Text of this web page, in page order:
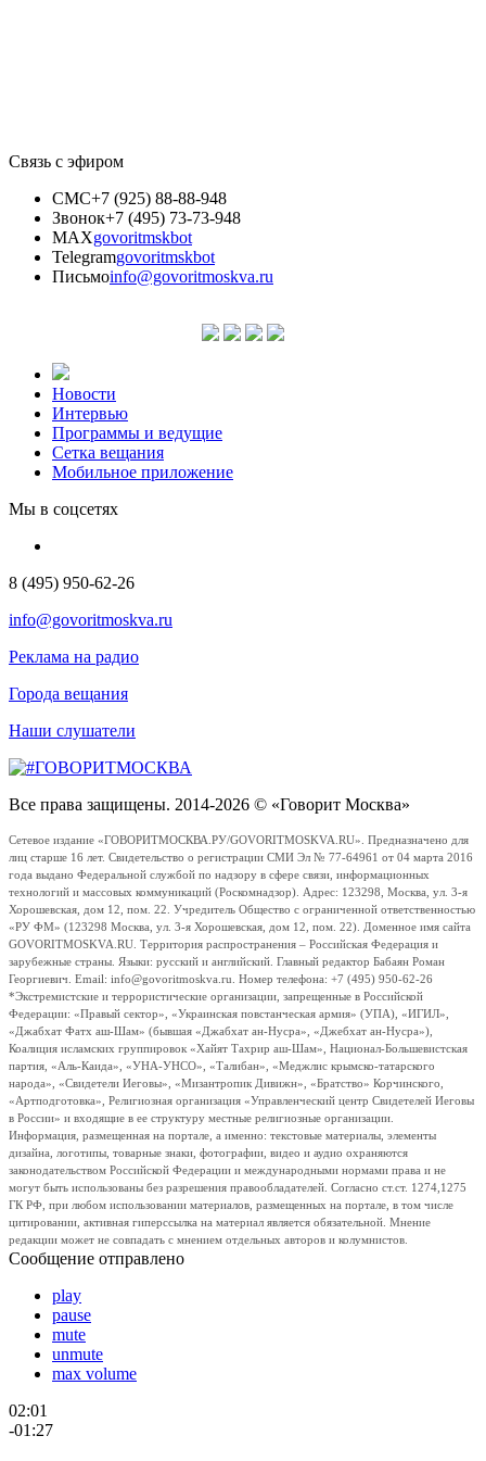
Связь с эфиром
СМС+7 (925) 88-88-948
Звонок+7 (495) 73-73-948
MAXgovoritmskbot
Telegramgovoritmskbot
Письмоinfo@govoritmoskva.ru
Новости
Интервью
Программы и ведущие
Сетка вещания
Мобильное приложение
Мы в соцсетях
8 (495) 950-62-26
info@govoritmoskva.ru
Реклама на радио
Города вещания
Наши слушатели
Все права защищены. 2014-2026 © «Говорит Москва»
Сетевое издание «ГОВОРИТМОСКВА.РУ/GOVORITMOSKVA.RU». Предназначено для
лиц старше 16 лет. Свидетельство о регистрации СМИ Эл № 77-64961 от 04 марта 2016
года выдано Федеральной службой по надзору в сфере связи, информационных
технологий и массовых коммуникаций (Роскомнадзор). Адрес: 123298, Москва, ул. 3-я
Хорошевская, дом 12, пом. 22. Учредитель Общество с ограниченной ответственностью
«РУ ФМ» (123298 Москва, ул. 3-я Хорошевская, дом 12, пом. 22). Доменное имя сайта
GOVORITMOSKVA.RU. Территория распространения – Российская Федерация и
зарубежные страны. Языки: русский и английский. Главный редактор Бабаян Роман
Георгиевич. Email: info@govoritmoskva.ru. Номер телефона: +7 (495) 950-62-26
*Экстремистские и террористические организации, запрещенные в Российской
Федерации: «Правый сектор», «Украинская повстанческая армия» (УПА), «ИГИЛ»,
«Джабхат Фатх аш-Шам» (бывшая «Джабхат ан-Нусра», «Джебхат ан-Нусра»),
Коалиция исламских группировок «Хайят Тахрир аш-Шам», Национал-Большевистская
партия, «Аль-Каида», «УНА-УНСО», «Талибан», «Меджлис крымско-татарского
народа», «Свидетели Иеговы», «Мизантропик Дивижн», «Братство» Корчинского,
«Артподготовка», Религиозная организация «Управленческий центр Свидетелей Иеговы
в России» и входящие в ее структуру местные религиозные организации.
Информация, размещенная на портале, а именно: текстовые материалы, элементы
дизайна, логотипы, товарные знаки, фотографии, видео и аудио охраняются
законодательством Российской Федерации и международными нормами права и не
могут быть использованы без разрешения правообладателей. Согласно ст.ст. 1274,1275
ГК РФ, при любом использовании материалов, размещенных на портале, в том числе
цитировании, активная гиперссылка на материал является обязательной. Мнение
редакции может не совпадать с мнением отдельных авторов и колумнистов.
Сообщение отправлено
play
pause
mute
unmute
max volume
02:01
-01:27